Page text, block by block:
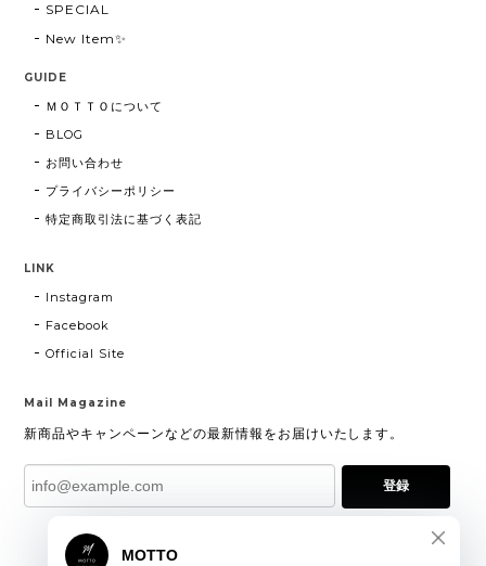
SPECIAL
New Item✨
GUIDE
ＭＯＴＴＯについて
BLOG
お問い合わせ
プライバシーポリシー
特定商取引法に基づく表記
LINK
Instagram
Facebook
Official Site
Mail Magazine
新商品やキャンペーンなどの最新情報をお届けいたします。
登録